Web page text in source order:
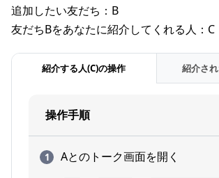
追加したい友だち：B
友だちBをあなたに紹介してくれる人：C
紹介する人(C)の操作 紹介さ
操作手順
Aとのトーク画面を開く